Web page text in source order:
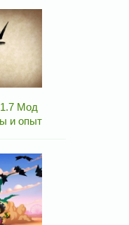
Мод
и опыт